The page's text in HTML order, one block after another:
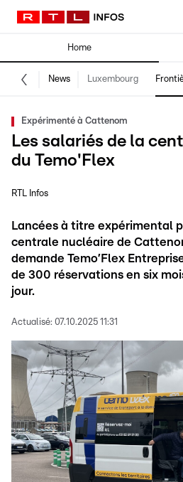
Home
News Luxembourg
Expérimenté à Cattenom
Les salariés de la
du Temo'Flex
RTL Infos
Lancées à titre expérimental
centrale nucléaire de
demande Temo’Flex
de 300 réservations en six
jour.
Actualisé: 07.10.2025 11:31